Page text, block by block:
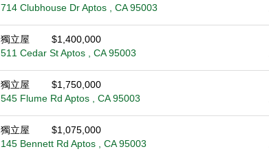
714 Clubhouse Dr Aptos , CA 95003
獨立屋
$1,400,000
511 Cedar St Aptos , CA 95003
獨立屋
$1,750,000
545 Flume Rd Aptos , CA 95003
獨立屋
$1,075,000
145 Bennett Rd Aptos , CA 95003